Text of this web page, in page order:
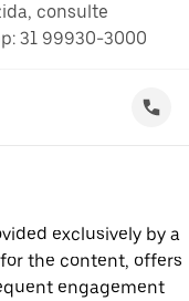
consulte
31 99930-3000
exclusively by a
the content, offers
engagement